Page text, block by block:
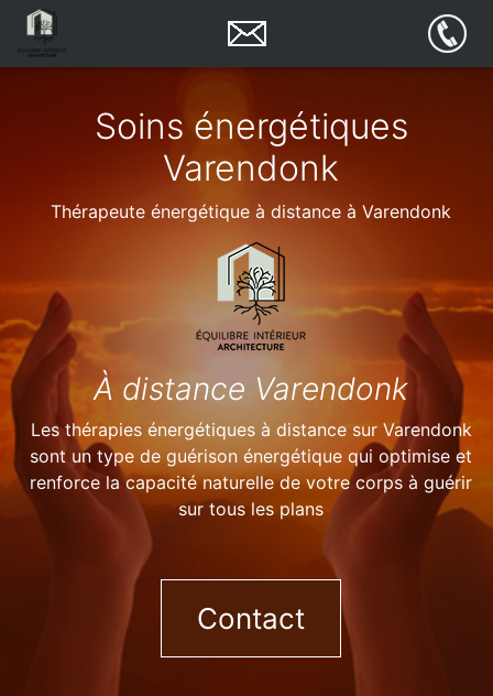
Soins énergétiques
Varendonk
Thérapeute énergétique à distance à Varendonk
À distance Varendonk
Les thérapies énergétiques à distance sur Varendonk
sont un type de guérison énergétique qui optimise et
renforce la capacité naturelle de votre corps à guérir
sur tous les plans
Contact